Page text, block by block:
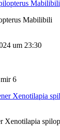
Mabilibili
um 23:30
6
Xenotilapia